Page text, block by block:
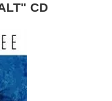
CD